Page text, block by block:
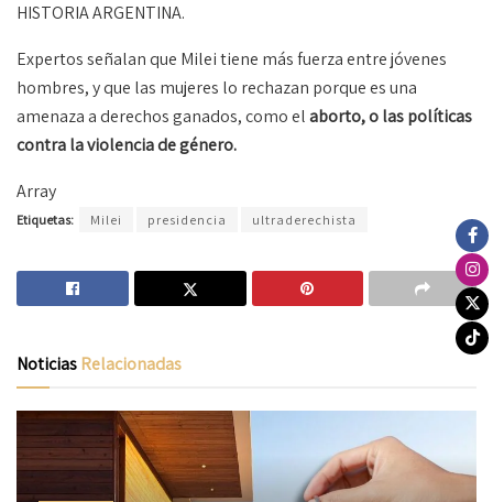
HISTORIA ARGENTINA.
Expertos señalan que Milei tiene más fuerza entre jóvenes
hombres, y que las mujeres lo rechazan porque es una
amenaza a derechos ganados, como elaborto, o las políticas
contra la violencia de género.
Array
Etiquetas: Milei presidencia ultraderechista
NoticiasRelacionadas